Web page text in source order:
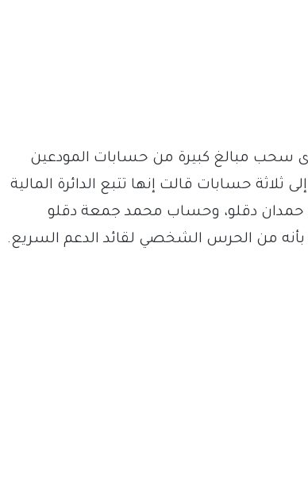
سحب مبالغ كبيرة من حسابات المودعين
ثلاثة حسابات قالت إنها تتبع الدائرة المالية
دقلو، وحساب محمد جمعة دقلو
بأنه من الحرس الشخصي لقائد الدعم السريع.